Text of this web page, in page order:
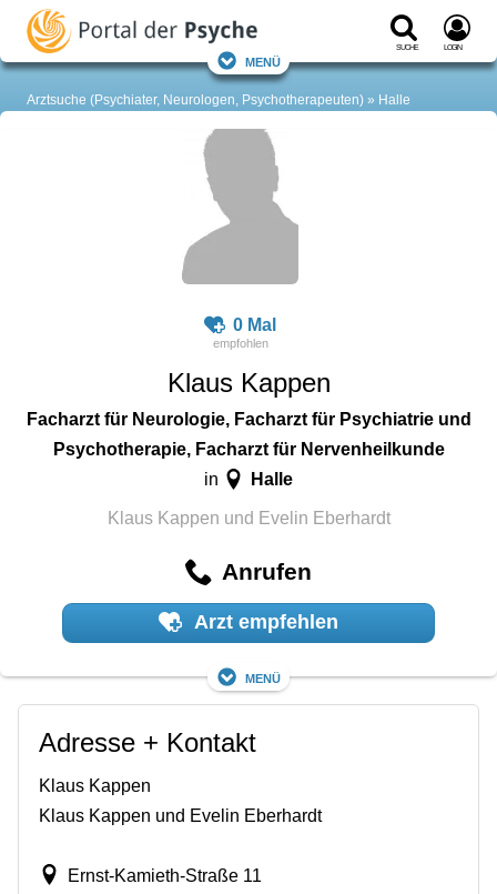
Suche Login
Menü
Arztsuche (Psychiater, Neurologen, Psychotherapeuten) Halle
0 Mal
Klaus Kappen
Facharzt für Neurologie, Facharzt für Psychiatrie und
Psychotherapie, Facharzt für Nervenheilkunde
in Halle
Klaus Kappen und Evelin Eberhardt
Anrufen
Arzt empfehlen
Menü
Adresse + Kontakt
Klaus Kappen
Klaus Kappen und Evelin Eberhardt
Ernst-Kamieth-Straße 11